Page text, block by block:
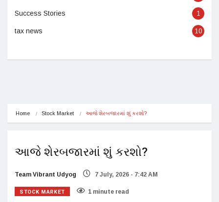
Success Stories 1
tax news 10
Home Stock Market આજે શેરબજારમાં શું કરશો?
આજે શેરબજારમાં શું કરશો?
Team Vibrant Udyog 7 July, 2026 - 7:42 AM
STOCK MARKET 1 minute read